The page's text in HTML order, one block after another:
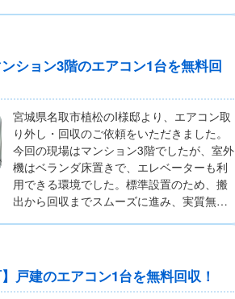
ンション3階のエアコン1台を無料回
宮城県名取市植松のI様邸より、エアコン取
り外し・回収のご依頼をいただきました。
今回の現場はマンション3階でしたが、室外
機はベランダ床置きで、エレベーターも利
用できる環境でした。標準設置のため、搬
出から回収までスムーズに進み、実質無料
戸建のエアコン1台を無料回収！